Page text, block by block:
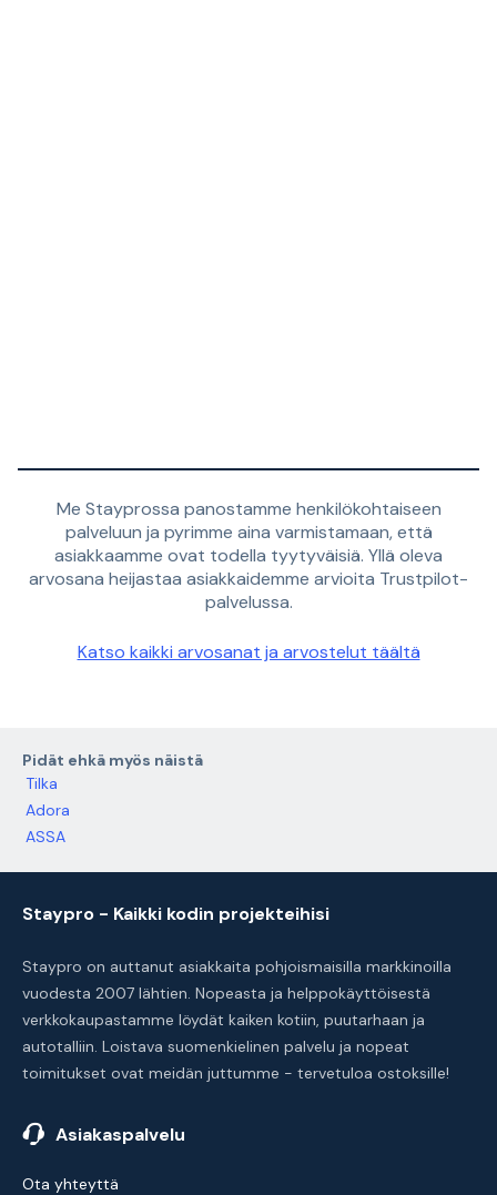
Me Stayprossa panostamme henkilökohtaiseen
palveluun ja pyrimme aina varmistamaan, että
asiakkaamme ovat todella tyytyväisiä. Yllä oleva
arvosana heijastaa asiakkaidemme arvioita Trustpilot-
palvelussa.
Katso kaikki arvosanat ja arvostelut täältä
Pidät ehkä myös näistä
Tilka
Adora
ASSA
Staypro - Kaikki kodin projekteihisi
Staypro on auttanut asiakkaita pohjoismaisilla markkinoilla
vuodesta 2007 lähtien. Nopeasta ja helppokäyttöisestä
verkkokaupastamme löydät kaiken kotiin, puutarhaan ja
autotalliin. Loistava suomenkielinen palvelu ja nopeat
toimitukset ovat meidän juttumme - tervetuloa ostoksille!
Asiakaspalvelu
Ota yhteyttä